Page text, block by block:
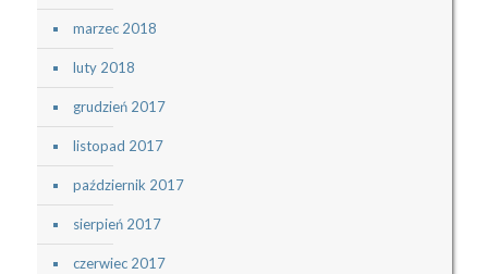
marzec 2018
luty 2018
grudzień 2017
listopad 2017
październik 2017
sierpień 2017
czerwiec 2017